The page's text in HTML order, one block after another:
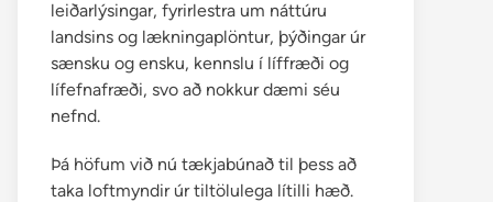
leiðarlýsingar, fyrirlestra um náttúru
landsins og lækningaplöntur, þýðingar úr
sænsku og ensku, kennslu í líffræði og
lífefnafræði, svo að nokkur dæmi séu
nefnd.
Þá höfum við nú tækjabúnað til þess að
taka loftmyndir úr tiltölulega lítilli hæð.